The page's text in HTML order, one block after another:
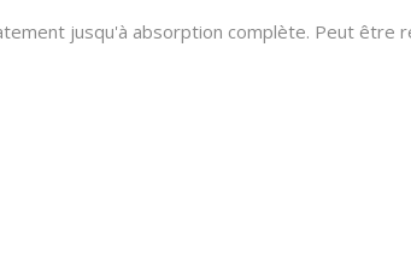
jusqu'à absorption complète. Peut être